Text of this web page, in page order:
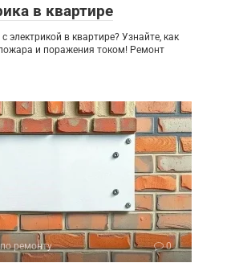
в квартире
электрикой в квартире? Узнайте, как
и поражения током! Ремонт
ремонту 0